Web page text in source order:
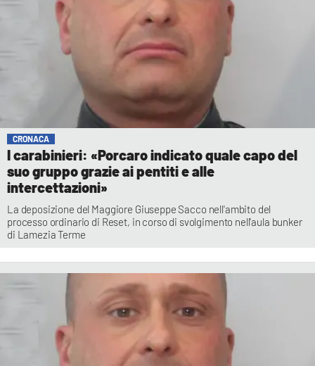
CRONACA
I carabinieri: «Porcaro indicato quale capo del
suo gruppo grazie ai pentiti e alle
intercettazioni»
La deposizione del Maggiore Giuseppe Sacco nell'ambito del
processo ordinario di Reset, in corso di svolgimento nell'aula bunker
di Lamezia Terme